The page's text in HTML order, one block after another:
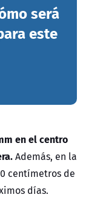
será
este
en el centro
Además, en la
centímetros de
días.